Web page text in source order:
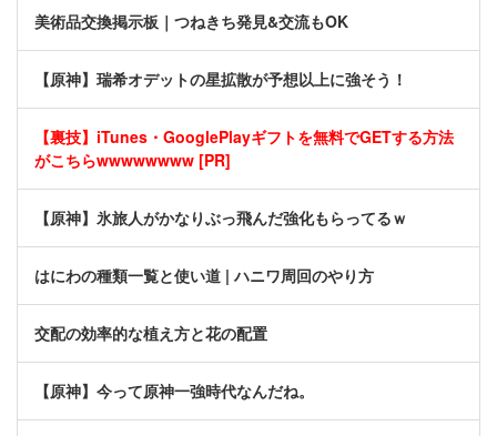
美術品交換掲示板｜つねきち発見&交流もOK
【原神】瑞希オデットの星拡散が予想以上に強そう！
【裏技】iTunes・GooglePlayギフトを無料でGETする方法
がこちらwwwwwwww [PR]
【原神】氷旅人がかなりぶっ飛んだ強化もらってるｗ
はにわの種類一覧と使い道 | ハニワ周回のやり方
交配の効率的な植え方と花の配置
【原神】今って原神一強時代なんだね。